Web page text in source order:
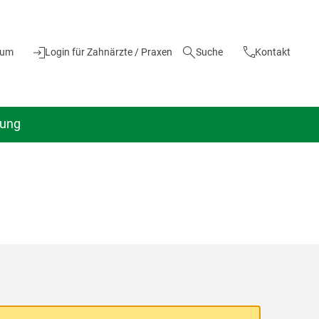
Login für Zahnärzte / Praxen Suche Kontakt